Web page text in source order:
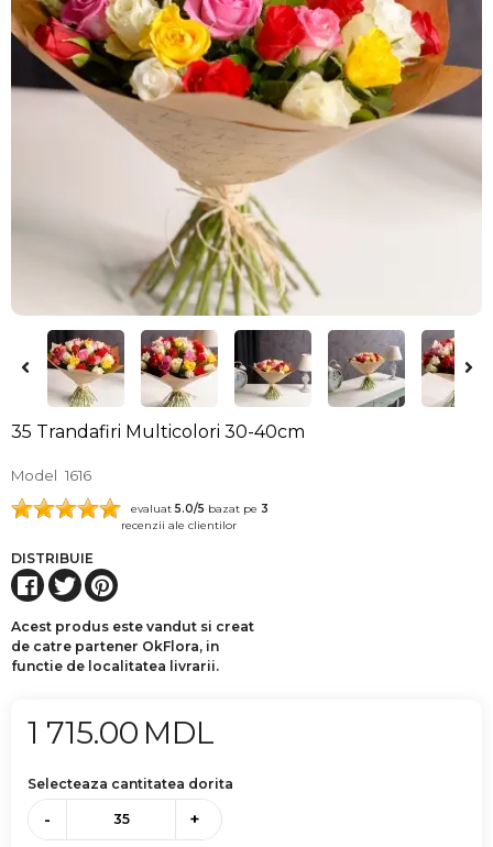
35 Trandafiri Multicolori 30-40cm
Model 1616
evaluat 5.0/5 bazat pe 3
recenzii ale clientilor
DISTRIBUIE
Acest produs este vandut si creat
de catre partener OkFlora, in
functie de localitatea livrarii.
1 715.00 MDL
Selecteaza cantitatea dorita
- +